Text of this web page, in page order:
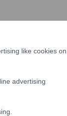
like cookies on
advertising